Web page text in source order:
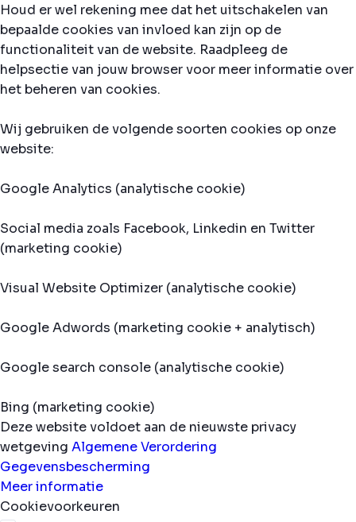
Houd er wel rekening mee dat het uitschakelen van
bepaalde cookies van invloed kan zijn op de
functionaliteit van de website. Raadpleeg de
helpsectie van jouw browser voor meer informatie over
het beheren van cookies.
Wij gebruiken de volgende soorten cookies op onze
website:
Google Analytics (analytische cookie)
Social media zoals Facebook, Linkedin en Twitter
(marketing cookie)
Visual Website Optimizer (analytische cookie)
Google Adwords (marketing cookie + analytisch)
Google search console (analytische cookie)
Bing (marketing cookie)
Deze website voldoet aan de nieuwste privacy
wetgeving Algemene Verordering
Gegevensbescherming
Meer informatie
Cookievoorkeuren